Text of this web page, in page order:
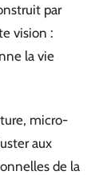
par
vision :
la vie
micro-
aux
de la